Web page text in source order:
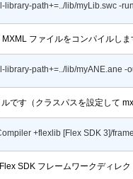
library-path+=../lib/myLib.swc -
ファイルをコンパイルし
library-path+=../lib/myANE.ane -
です（クラスパスを設定して
+flexlib [Flex SDK 3]/
SDK フレームワークディレ